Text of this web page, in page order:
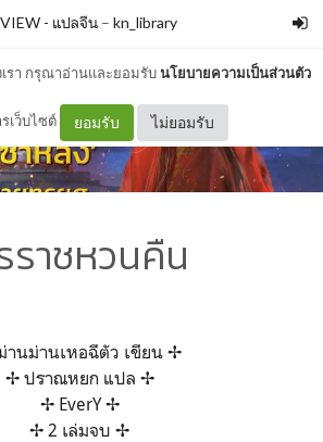
รา กรุณาอ่านและยอมรับนโยบายความเป็นส่วนตัว
เว็บไซต์ ยอมรับ ไม่ยอมรับ
- แปลจีน – kn_library
ราชหวนคืน
านม่านเหอฉีตัว เขียน ✢
✢ ปราณหยก แปล ✢
✢ EverY ✢
✢ 2 เล่มจบ ✢